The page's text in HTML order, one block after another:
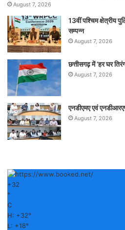
August 7, 2026
13वीं पश्चिम क्षेत्रीय
सम्पन्न
August 7, 2026
छत्तीसगढ़ में ‘हर घर
August 7, 2026
एनडीएमए एवं
August 7, 2026
+32
°
C
H: +32°
L: +18°